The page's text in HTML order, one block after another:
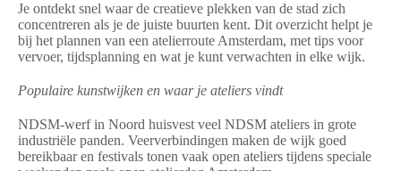
Je ontdekt snel waar de creatieve plekken van de stad zich
concentreren als je de juiste buurten kent. Dit overzicht helpt je
bij het plannen van een atelierroute Amsterdam, met tips voor
vervoer, tijdsplanning en wat je kunt verwachten in elke wijk.
Populaire kunstwijken en waar je ateliers vindt
NDSM-werf in Noord huisvest veel NDSM ateliers in grote
industriële panden. Veerverbindingen maken de wijk goed
bereikbaar en festivals tonen vaak open ateliers tijdens speciale